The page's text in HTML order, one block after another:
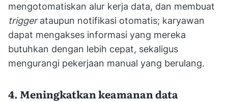
mengotomatiskan alur kerja data, dan membuat
triggerataupun notifikasi otomatis; karyawan
dapat mengakses informasi yang mereka
butuhkan dengan lebih cepat, sekaligus
mengurangi pekerjaan manual yang berulang.
4. Meningkatkan keamanan data